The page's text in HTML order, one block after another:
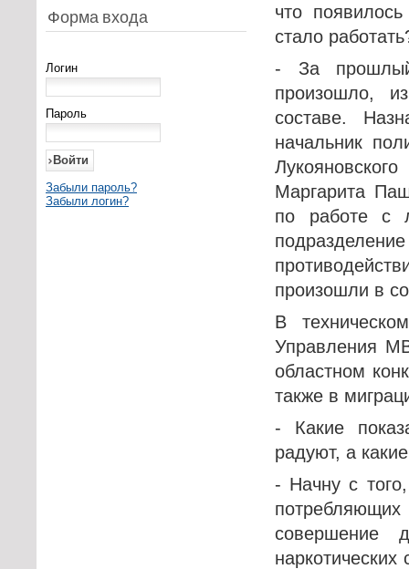
Форма входа
Логин
Пароль
Забыли пароль?
Забыли логин?
что
стало
- За
произошло,
составе.
начальник
Маргарита
по работе с
произошли в
В
Управления
областном
также в
- Какие
радуют, а
- Начну с
совершение